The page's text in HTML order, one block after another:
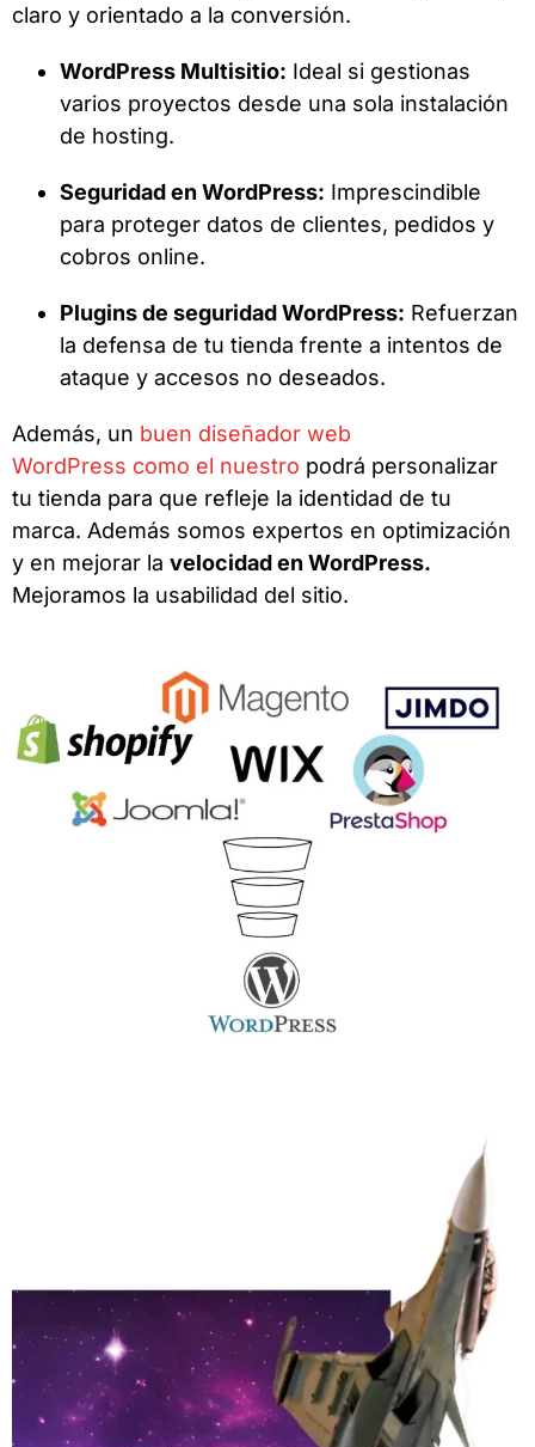
claro y orientado a la conversión.
WordPress Multisitio: Ideal si gestionas
varios proyectos desde una sola instalación
de hosting.
Seguridad en WordPress: Imprescindible
para proteger datos de clientes, pedidos y
cobros online.
Plugins de seguridad WordPress: Refuerzan
la defensa de tu tienda frente a intentos de
ataque y accesos no deseados.
Además, un buen diseñador web
WordPress como el nuestro podrá personalizar
tu tienda para que refleje la identidad de tu
marca. Además somos expertos en optimización
y en mejorar la velocidad en WordPress.
Mejoramos la usabilidad del sitio.